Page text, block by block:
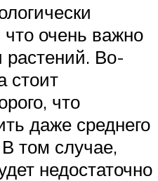
очень важно
Во-
стоит
что
даже среднего
том случае,
недостаточно